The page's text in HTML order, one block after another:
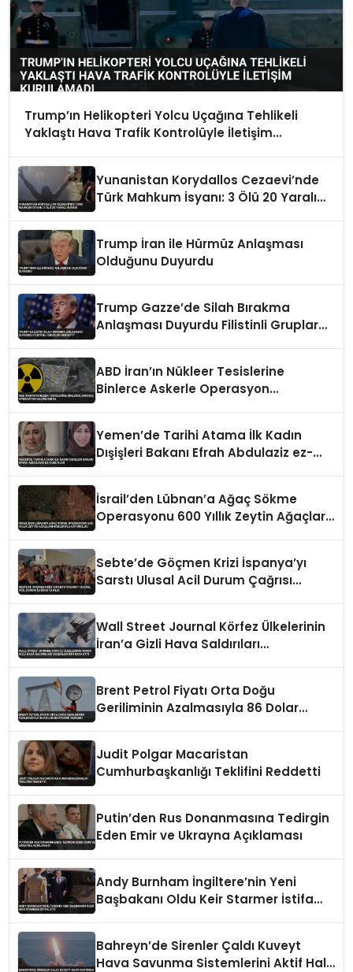
Trump’ın Helikopteri Yolcu Uçağına Tehlikeli
Yaklaştı Hava Trafik Kontrolüyle İletişim
Yunanistan Korydallos Cezaevi’nde
Türk Mahkum İsyanı: 3 Ölü 20 Yaralı
Trump İran ile Hürmüz Anlaşması
Olduğunu Duyurdu
Trump Gazze’de Silah Bırakma
Anlaşması Duyurdu Filistinli Gruplar
ABD İran’ın Nükleer Tesislerine
Binlerce Askerle Operasyon
Yemen’de Tarihi Atama İlk Kadın
Dışişleri Bakanı Efrah Abdulaziz ez-
İsrail’den Lübnan’a Ağaç Sökme
Operasyonu 600 Yıllık Zeytin Ağaçları
Sebte’de Göçmen Krizi İspanya’yı
Sarstı Ulusal Acil Durum Çağrısı
Wall Street Journal Körfez Ülkelerinin
İran’a Gizli Hava Saldırıları
Brent Petrol Fiyatı Orta Doğu
Geriliminin Azalmasıyla 86 Dolar
Judit Polgar Macaristan
Cumhurbaşkanlığı Teklifini Reddetti
Putin’den Rus Donanmasına Tedirgin
Eden Emir ve Ukrayna Açıklaması
Andy Burnham İngiltere’nin Yeni
Başbakanı Oldu Keir Starmer İstifa
Bahreyn’de Sirenler Çaldı Kuveyt
Hava Savunma Sistemlerini Aktif Hale